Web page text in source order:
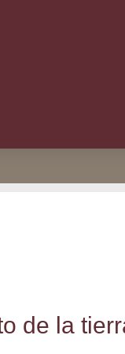
de la